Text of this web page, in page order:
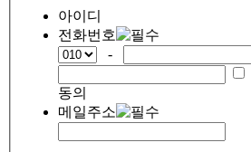
아이디
전화번호
-
동의
메일주소